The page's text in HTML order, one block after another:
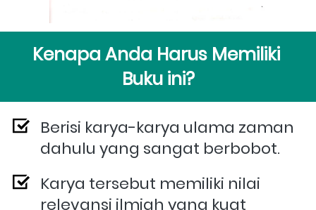
Kenapa Anda Harus Memiliki
Buku ini?
Berisi karya-karya ulama zaman
dahulu yang sangat berbobot.
Karya tersebut memiliki nilai
relevansi ilmiah yang kuat